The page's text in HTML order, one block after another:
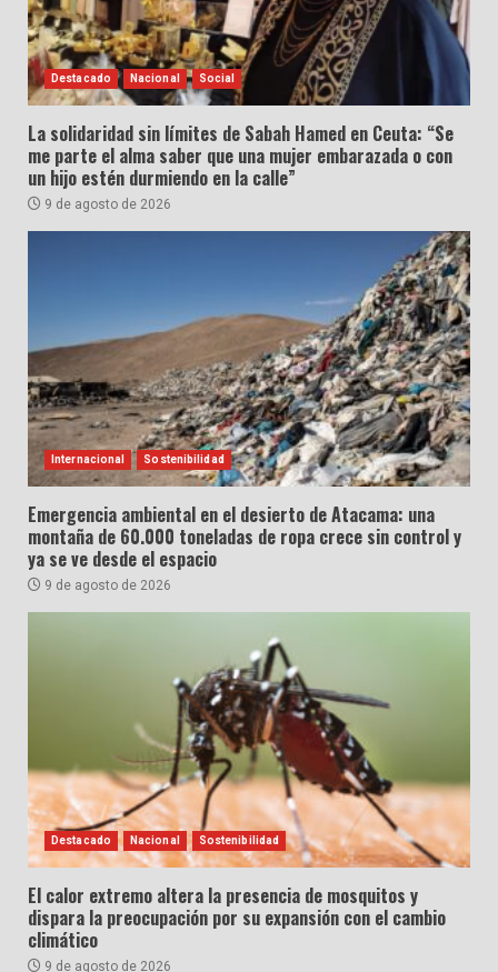
Destacado Nacional Social
La solidaridad sin límites de Sabah Hamed en Ceuta: “Se
me parte el alma saber que una mujer embarazada o con
un hijo estén durmiendo en la calle”
9 de agosto de 2026
Internacional Sostenibilidad
Emergencia ambiental en el desierto de Atacama: una
montaña de 60.000 toneladas de ropa crece sin control y
ya se ve desde el espacio
9 de agosto de 2026
Destacado Nacional Sostenibilidad
El calor extremo altera la presencia de mosquitos y
dispara la preocupación por su expansión con el cambio
climático
9 de agosto de 2026